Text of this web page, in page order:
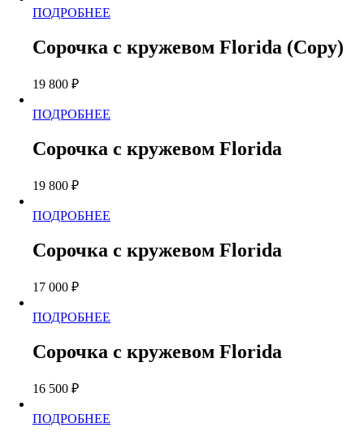
странице
товара.
ПОДРОБНЕЕ
имеет
несколько
странице
товара.
Сорочка с кружевом Florida (Copy)
19 800 ₽
ПОДРОБНЕЕ
несколько
странице
товара.
Сорочка с кружевом Florida
19 800 ₽
ПОДРОБНЕЕ
несколько
странице
товара.
Сорочка с кружевом Florida
17 000 ₽
ПОДРОБНЕЕ
несколько
Сорочка с кружевом Florida
16 500 ₽
ПОДРОБНЕЕ